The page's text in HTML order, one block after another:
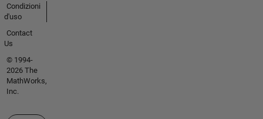
Condizioni
d'uso
Contact
Us
© 1994-
2026 The
MathWorks,
Inc.